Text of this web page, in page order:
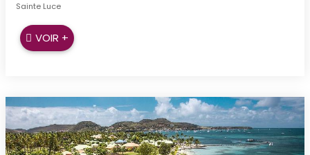
Sainte Luce
VOIR +